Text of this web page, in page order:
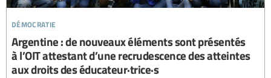
démocratie
Argentine : de nouveaux éléments sont présentés
à l’OIT attestant d’une recrudescence des atteintes
aux droits des éducateur·trice·s